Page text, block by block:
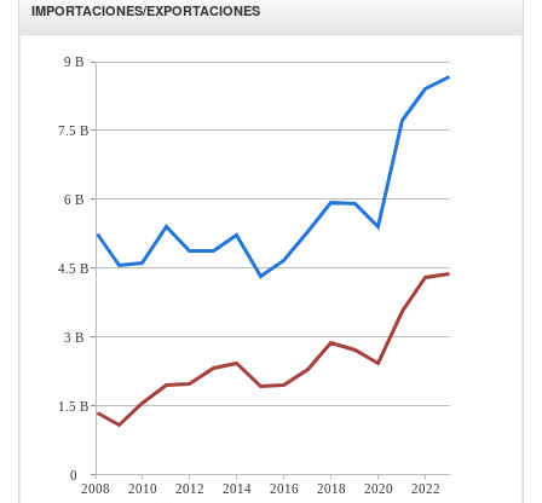
IMPORTACIONES/EXPORTACIONES
2008 2010 2012 2014 2016 2018 2020
2022
9 B
7.5 B
6 B
4.5 B
3 B
1.5 B
0